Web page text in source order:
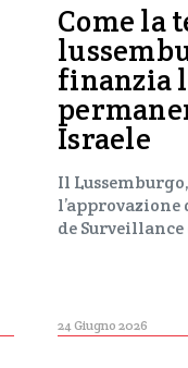
Come la
finanzia
Israele
Il
de
24 Giugno 2026